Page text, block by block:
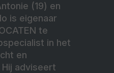
(19) en
is eigenaar
te
in het
en
adviseert